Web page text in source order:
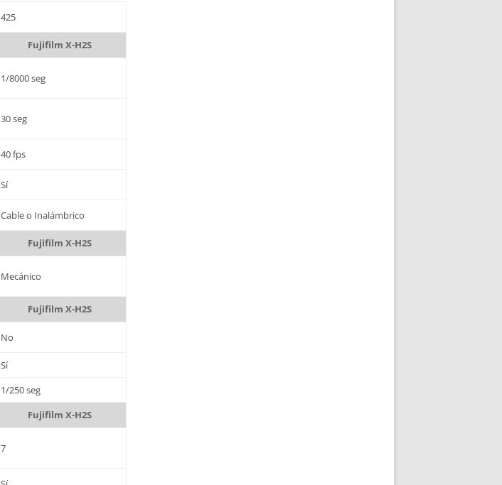
425
Fujifilm X-H2S
1/8000 seg
30 seg
40 fps
Sí
Cable o Inalámbrico
Fujifilm X-H2S
Mecánico
Fujifilm X-H2S
No
Sí
1/250 seg
Fujifilm X-H2S
7